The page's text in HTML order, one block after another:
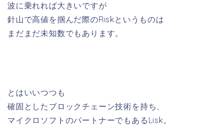
波に乗れれば大きいですが
針山で高値を掴んだ際のRiskというものは
まだまだ未知数でもあります。
とはいいつつも
確固としたブロックチェーン技術を持ち、
マイクロソフトのパートナーでもあるLisk。